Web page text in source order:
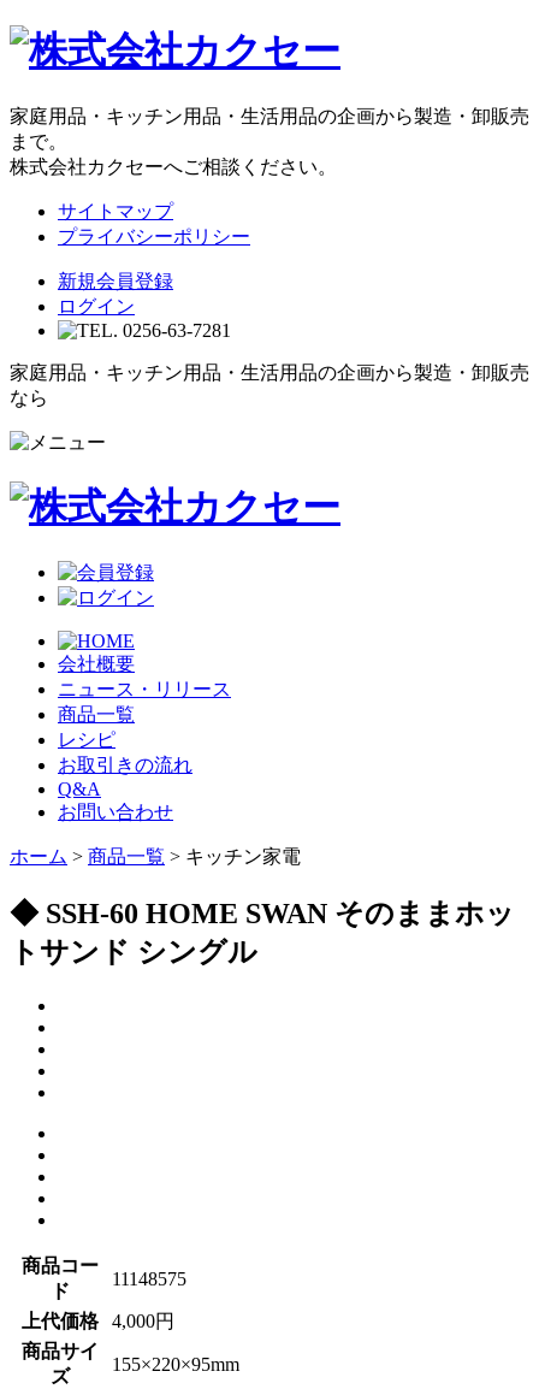
家庭用品・キッチン用品・生活用品の企画から製造・卸販売
まで。
株式会社カクセーへご相談ください。
サイトマップ
プライバシーポリシー
新規会員登録
ログイン
家庭用品・キッチン用品・生活用品の企画から製造・卸販売
なら
会社概要
ニュース・リリース
商品一覧
レシピ
お取引きの流れ
Q&A
お問い合わせ
ホーム > 商品一覧 > キッチン家電
◆ SSH-60 HOME SWAN そのままホッ
トサンド シングル
商品コー
ド
11148575
上代価格
4,000円
商品サイ
ズ
155×220×95mm